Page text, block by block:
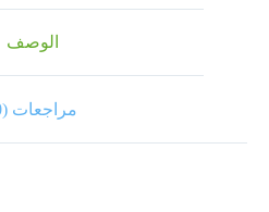
الوصف
مراجعات (0)